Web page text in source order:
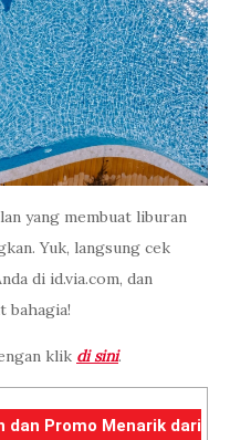
yang membuat liburan
Yuk, langsung cek
di id.via.com, dan
bahagia!
klik di sini.
dan Promo Menarik dari